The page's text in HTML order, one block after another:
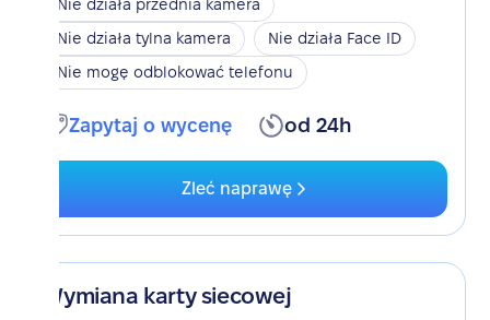
Nie działa przednia kamera
Nie działa tylna kamera
Nie działa Face ID
Nie mogę odblokować telefonu
Zapytaj o wycenę od 24h
Zleć naprawę
Wymiana karty siecowej